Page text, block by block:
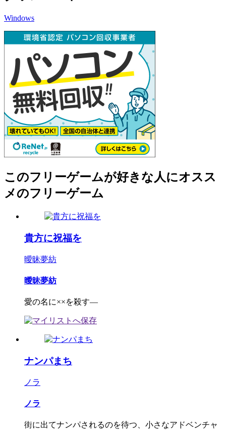
Windows
このフリーゲームが好きな人にオスス
メのフリーゲーム
貴方に祝福を
曖昧夢紡
曖昧夢紡
愛の名に××を殺す―
ナンパまち
ノラ
ノラ
街に出てナンパされるのを待つ、小さなアドベンチャ